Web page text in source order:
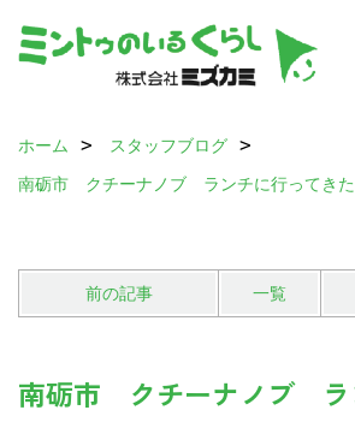
ホーム
スタッフブログ
南砺市 クチーナノブ ランチに行ってきた
前の記事 一覧
南砺市 クチーナノブ ラ